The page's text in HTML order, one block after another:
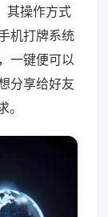
其操作方式
机打牌系统
一键便可以
分享给好友